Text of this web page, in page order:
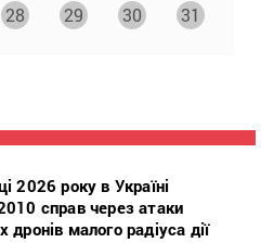
2026 року в Україні
справ через атаки
дронів малого радіуса дії
28 29 30 31